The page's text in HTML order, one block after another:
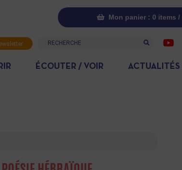
Mon panier : 0 items /
Recherche
ÉCOUTER / VOIR ACTUALITÉS